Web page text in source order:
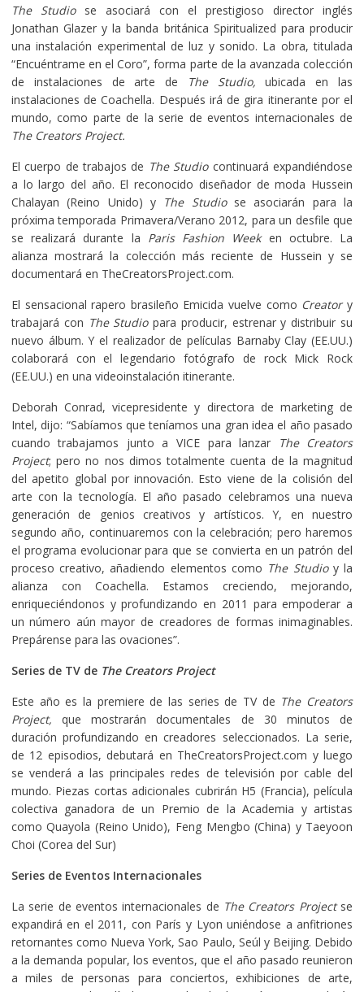
The Studiose asociará con el prestigioso director inglés
Jonathan Glazer y la banda británica Spiritualized para producir
una instalación experimental de luz y sonido. La obra, titulada
“Encuéntrame en el Coro”, forma parte de la avanzada colección
de instalaciones de arte de
The Studio,ubicada en las
instalaciones de Coachella. Después irá de gira itinerante por el
mundo, como parte de la serie de eventos internacionales de
The Creators Project.
El cuerpo de trabajos de The Studiocontinuará expandiéndose
a lo largo del año. El reconocido diseñador de moda Hussein
Chalayan (Reino Unido) y The Studiose asociarán para la
próxima temporada Primavera/Verano 2012, para un desfile que
se realizará durante la Paris Fashion Weeken octubre. La
alianza mostrará la colección más reciente de Hussein y se
documentará en TheCreatorsProject.com.
El sensacional rapero brasileño Emicida vuelve como Creatory
trabajará con The Studiopara producir, estrenar y distribuir su
nuevo álbum. Y el realizador de películas Barnaby Clay (EE.UU.)
colaborará con el legendario fotógrafo de rock Mick Rock
(EE.UU.) en una videoinstalación itinerante.
Deborah Conrad, vicepresidente y directora de marketing de
Intel, dijo: “Sabíamos que teníamos una gran idea el año pasado
cuando trabajamos junto a VICE para lanzar
The Creators
Project; pero no nos dimos totalmente cuenta de la magnitud
del apetito global por innovación. Esto viene de la colisión del
arte con la tecnología. El año pasado celebramos una nueva
generación de genios creativos y artísticos. Y, en nuestro
segundo año, continuaremos con la celebración; pero haremos
el programa evolucionar para que se convierta en un patrón del
proceso creativo, añadiendo elementos como The Studioy la
alianza con Coachella. Estamos creciendo, mejorando,
enriqueciéndonos y profundizando en 2011 para empoderar a
un número aún mayor de creadores de formas inimaginables.
Prepárense para las ovaciones”.
Series de TV deThe Creators Project
Este año es la premiere de las series de TV de The Creators
Project, que mostrarán documentales de 30 minutos de
duración profundizando en creadores seleccionados. La serie,
de 12 episodios, debutará en TheCreatorsProject.com y luego
se venderá a las principales redes de televisión por cable del
mundo. Piezas cortas adicionales cubrirán H5 (Francia), película
colectiva ganadora de un Premio de la Academia y artistas
como Quayola (Reino Unido), Feng Mengbo (China) y Taeyoon
Choi (Corea del Sur)
Series de Eventos Internacionales
La serie de eventos internacionales de The Creators Project se
expandirá en el 2011, con París y Lyon uniéndose a anfitriones
retornantes como Nueva York, Sao Paulo, Seúl y Beijing. Debido
a la demanda popular, los eventos, que el año pasado reunieron
a miles de personas para conciertos, exhibiciones de arte,